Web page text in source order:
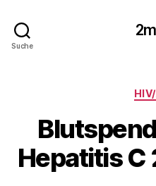
Suche
Hepatitis C